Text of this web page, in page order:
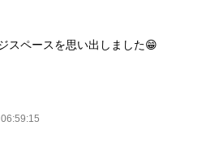
スペースを思い出しました😁